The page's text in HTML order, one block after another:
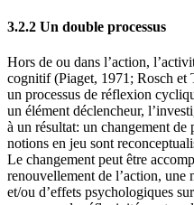
3.2.2 Un double processus
Hors de ou dans l’action,
cognitif (Piaget, 1971; Rosch et
un processus de réflexion
un élément déclencheur,
à un résultat: un changement
notions en jeu sont
Le changement peut être
renouvellement de l’action,
et/ou d’effets psychologiques